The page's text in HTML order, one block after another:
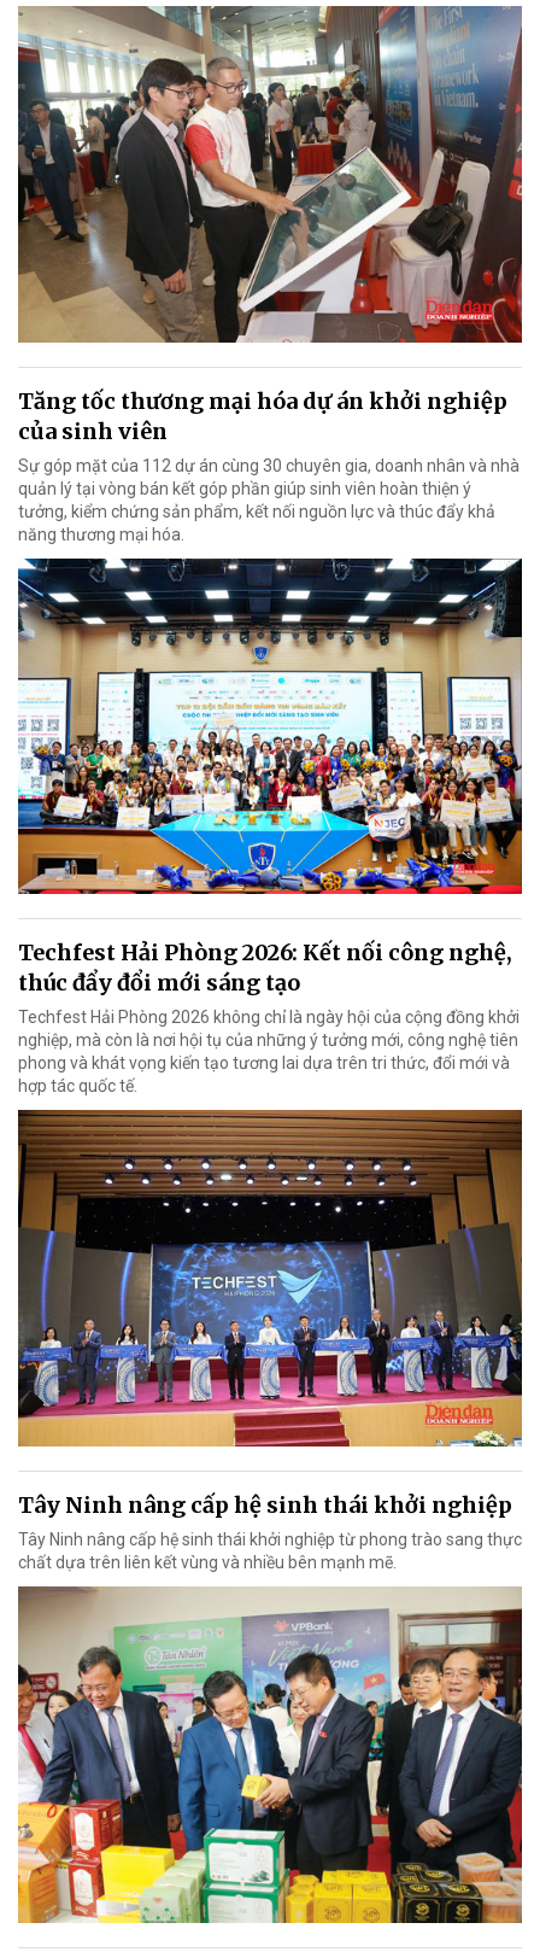
Tăng tốc thương mại hóa dự án khởi nghiệp
của sinh viên
Sự góp mặt của 112 dự án cùng 30 chuyên gia, doanh nhân và nhà
quản lý tại vòng bán kết góp phần giúp sinh viên hoàn thiện ý
tưởng, kiểm chứng sản phẩm, kết nối nguồn lực và thúc đẩy khả
năng thương mại hóa.
Techfest Hải Phòng 2026: Kết nối công nghệ,
thúc đẩy đổi mới sáng tạo
Techfest Hải Phòng 2026 không chỉ là ngày hội của cộng đồng khởi
nghiệp, mà còn là nơi hội tụ của những ý tưởng mới, công nghệ tiên
phong và khát vọng kiến tạo tương lai dựa trên tri thức, đổi mới và
hợp tác quốc tế.
Tây Ninh nâng cấp hệ sinh thái khởi nghiệp
Tây Ninh nâng cấp hệ sinh thái khởi nghiệp từ phong trào sang thực
chất dựa trên liên kết vùng và nhiều bên mạnh mẽ.